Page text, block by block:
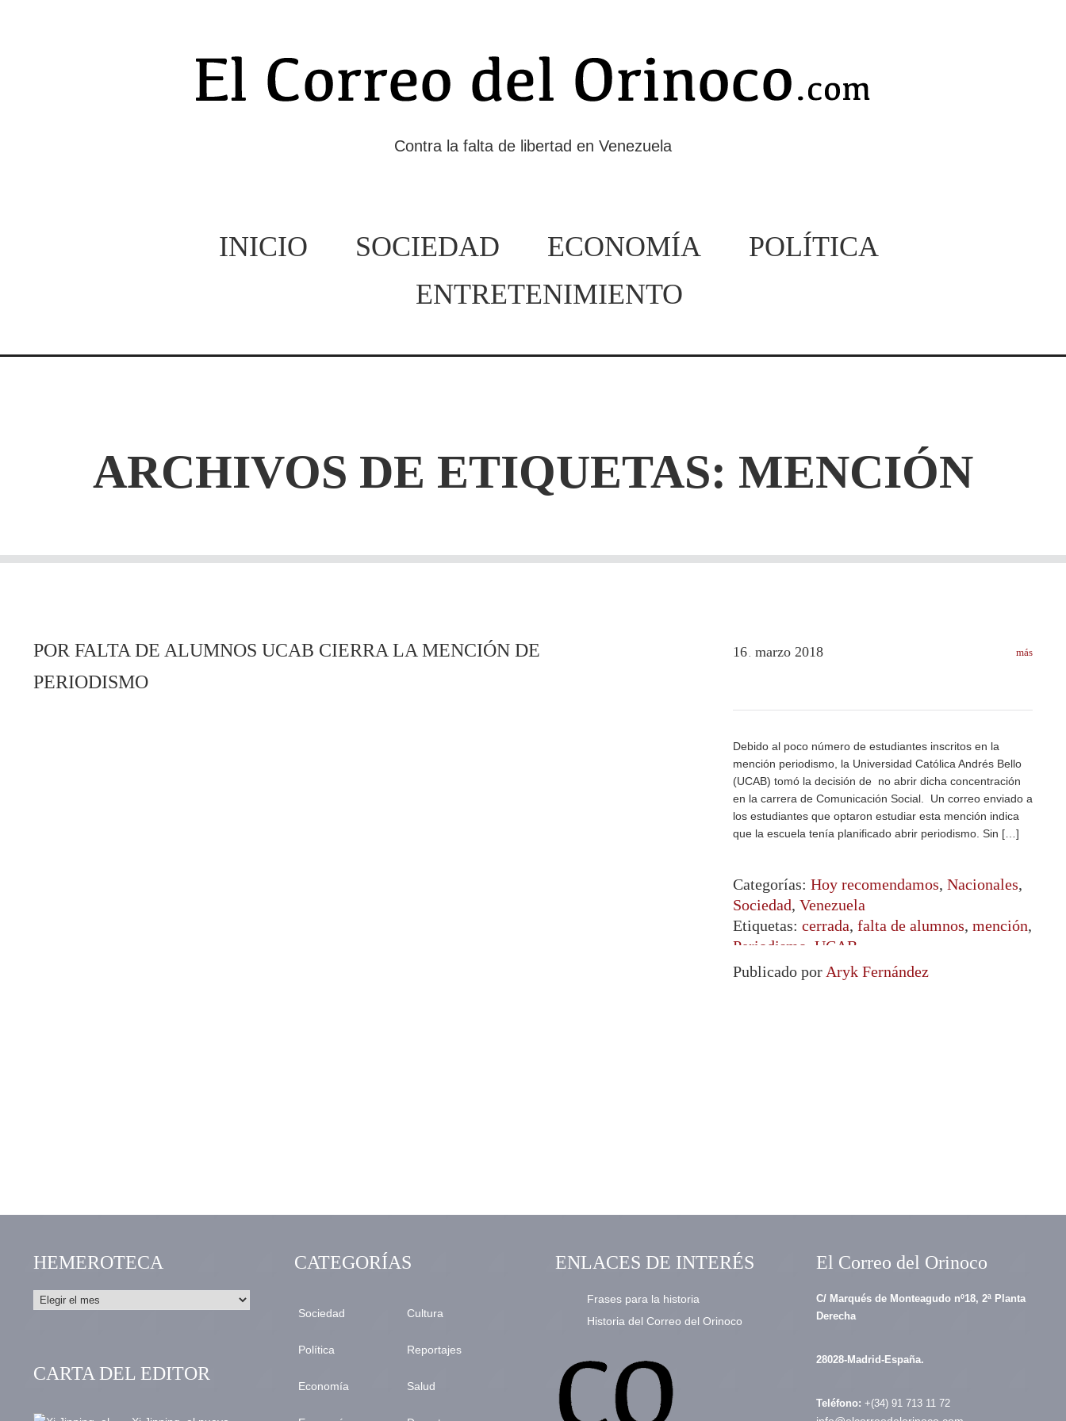
Contra la falta de libertad en Venezuela
INICIO SOCIEDAD ECONOMÍA
POLÍTICA
ENTRETENIMIENTO
ARCHIVOS DE ETIQUETAS: MENCIÓN
POR FALTA DE ALUMNOS UCAB CIERRA LA MENCIÓN DE
PERIODISMO
16 marzo 2018
Debido al poco número de estudiantes inscritos en la
mención periodismo, la Universidad Católica Andrés Bello
(UCAB) tomó la decisión de no abrir dicha concentración
en la carrera de Comunicación Social. Un correo enviado a
los estudiantes que optaron estudiar esta mención indica
que la escuela tenía planificado abrir periodismo. Sin […]
más
Categorías: Hoy recomendamos, Nacionales,
Sociedad, Venezuela
Etiquetas: cerrada, falta de alumnos, mención,
Periodismo UCAB
Publicado por Aryk Fernández
HEMEROTECA
CARTA DEL EDITOR
CATEGORÍAS
Sociedad
Política
Economía
Cultura
Reportajes
Salud
ENLACES DE INTERÉS
Frases para la historia
Historia del Correo del Orinoco
El Correo del Orinoco
C/ Marqués de Monteagudo nº18, 2ª Planta
Derecha
28028-Madrid-España.
Teléfono: +(34) 91 713 11 72